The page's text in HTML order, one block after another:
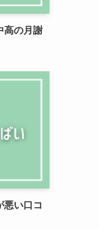
高の月謝
悪い口コ